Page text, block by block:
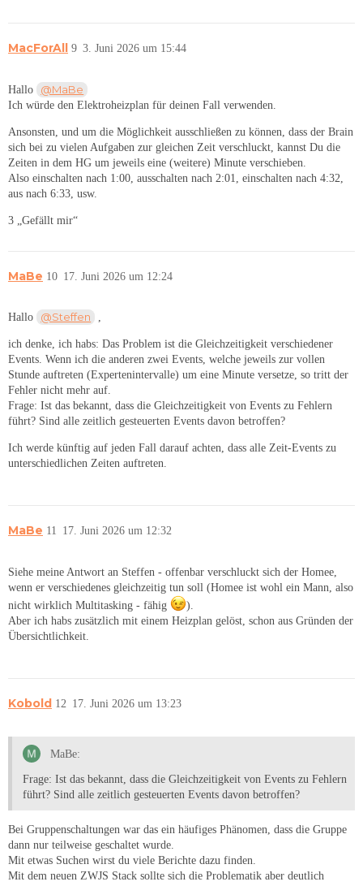
MacForAll 3. Juni 2026 um 15:44
9
Hallo @MaBe
Ich würde den Elektroheizplan für deinen Fall verwenden.
Ansonsten, und um die Möglichkeit ausschließen zu können, dass der Brain
sich bei zu vielen Aufgaben zur gleichen Zeit verschluckt, kannst Du die
Zeiten in dem HG um jeweils eine (weitere) Minute verschieben.
Also einschalten nach 1:00, ausschalten nach 2:01, einschalten nach 4:32,
aus nach 6:33, usw.
3 „Gefällt mir“
MaBe 17. Juni 2026 um 12:24
10
Hallo @Steffen ,
ich denke, ich habs: Das Problem ist die Gleichzeitigkeit verschiedener
Events. Wenn ich die anderen zwei Events, welche jeweils zur vollen
Stunde auftreten (Expertenintervalle) um eine Minute versetze, so tritt der
Fehler nicht mehr auf.
Frage: Ist das bekannt, dass die Gleichzeitigkeit von Events zu Fehlern
führt? Sind alle zeitlich gesteuerten Events davon betroffen?
Ich werde künftig auf jeden Fall darauf achten, dass alle Zeit-Events zu
unterschiedlichen Zeiten auftreten.
MaBe 17. Juni 2026 um 12:32
11
Siehe meine Antwort an Steffen - offenbar verschluckt sich der Homee,
wenn er verschiedenes gleichzeitig tun soll (Homee ist wohl ein Mann, also
nicht wirklich Multitasking - fähig
).
Aber ich habs zusätzlich mit einem Heizplan gelöst, schon aus Gründen der
Übersichtlichkeit.
Kobold 17. Juni 2026 um 13:23
12
MaBe:
Frage: Ist das bekannt, dass die Gleichzeitigkeit von Events zu Fehlern
führt? Sind alle zeitlich gesteuerten Events davon betroffen?
Bei Gruppenschaltungen war das ein häufiges Phänomen, dass die Gruppe
dann nur teilweise geschaltet wurde.
Mit etwas Suchen wirst du viele Berichte dazu finden.
Mit dem neuen ZWJS Stack sollte sich die Problematik aber deutlich